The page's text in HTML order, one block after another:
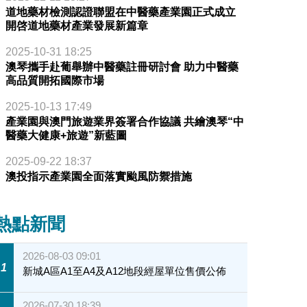
道地藥材檢測認證聯盟在中醫藥產業園正式成立
開啓道地藥材產業發展新篇章
2025-10-31 18:25
澳琴攜手赴葡舉辦中醫藥註冊研討會 助力中醫藥
高品質開拓國際市場
2025-10-13 17:49
產業園與澳門旅遊業界簽署合作協議 共繪澳琴“中
醫藥大健康+旅遊”新藍圖
2025-09-22 18:37
澳投指示產業園全面落實颱風防禦措施
點新聞
1
2026-08-03 09:01
新城A區A1至A4及A12地段經屋單位售價公佈